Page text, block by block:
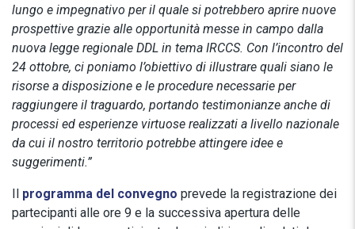
lungo e impegnativo per il quale si potrebbero aprire nuove
prospettive grazie alle opportunità messe in campo dalla
nuova legge regionale DDL in tema IRCCS. Con l’incontro del
24 ottobre, ci poniamo l’obiettivo di illustrare quali siano le
risorse a disposizione e le procedure necessarie per
raggiungere il traguardo, portando testimonianze anche di
processi ed esperienze virtuose realizzati a livello nazionale
da cui il nostro territorio potrebbe attingere idee e
suggerimenti.”
Il programma del convegno prevede la registrazione dei
partecipanti alle ore 9 e la successiva apertura delle